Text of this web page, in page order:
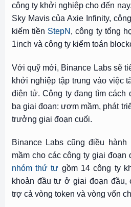
công ty khởi nghiệp cho đến
Sky Mavis của Axie Infinity,
kiếm tiền StepN , công ty tổng
1inch và công ty kiểm toán
Với quỹ mới, Binance Labs sẽ
khởi nghiệp tập trung vào việc
điện tử. Công ty đang tìm
ba giai đoạn: ươm mầm, phát
trưởng giai đoạn cuối.
Binance Labs cũng điều
mầm cho các công ty giai đoạn
nhóm thứ tư gồm 14 công ty
khoản đầu tư ở giai đoạn đầu,
trợ cả vòng token và vòng vốn